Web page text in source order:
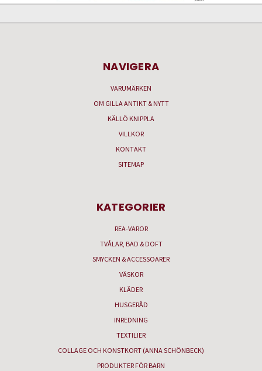
NAVIGERA
VARUMÄRKEN
OM GILLA ANTIKT & NYTT
KÄLLÖ KNIPPLA
VILLKOR
KONTAKT
SITEMAP
KATEGORIER
REA-VAROR
TVÅLAR, BAD & DOFT
SMYCKEN & ACCESSOARER
VÄSKOR
KLÄDER
HUSGERÅD
INREDNING
TEXTILIER
COLLAGE OCH KONSTKORT (ANNA SCHÖNBECK)
PRODUKTER FÖR BARN